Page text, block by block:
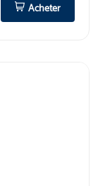
Acheter